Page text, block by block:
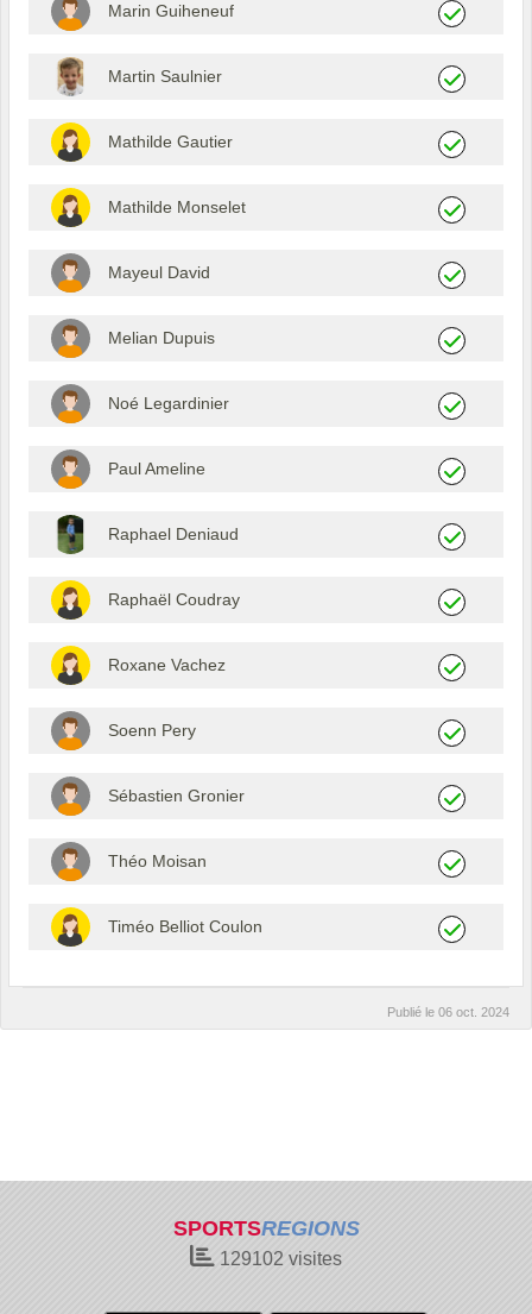
Marin Guiheneuf
Martin Saulnier
Mathilde Gautier
Mathilde Monselet
Mayeul David
Melian Dupuis
Noé Legardinier
Paul Ameline
Raphael Deniaud
Raphaël Coudray
Roxane Vachez
Soenn Pery
Sébastien Gronier
Théo Moisan
Timéo Belliot Coulon
Publié le 06 oct. 2024
SPORTSREGIONS
129102 visites